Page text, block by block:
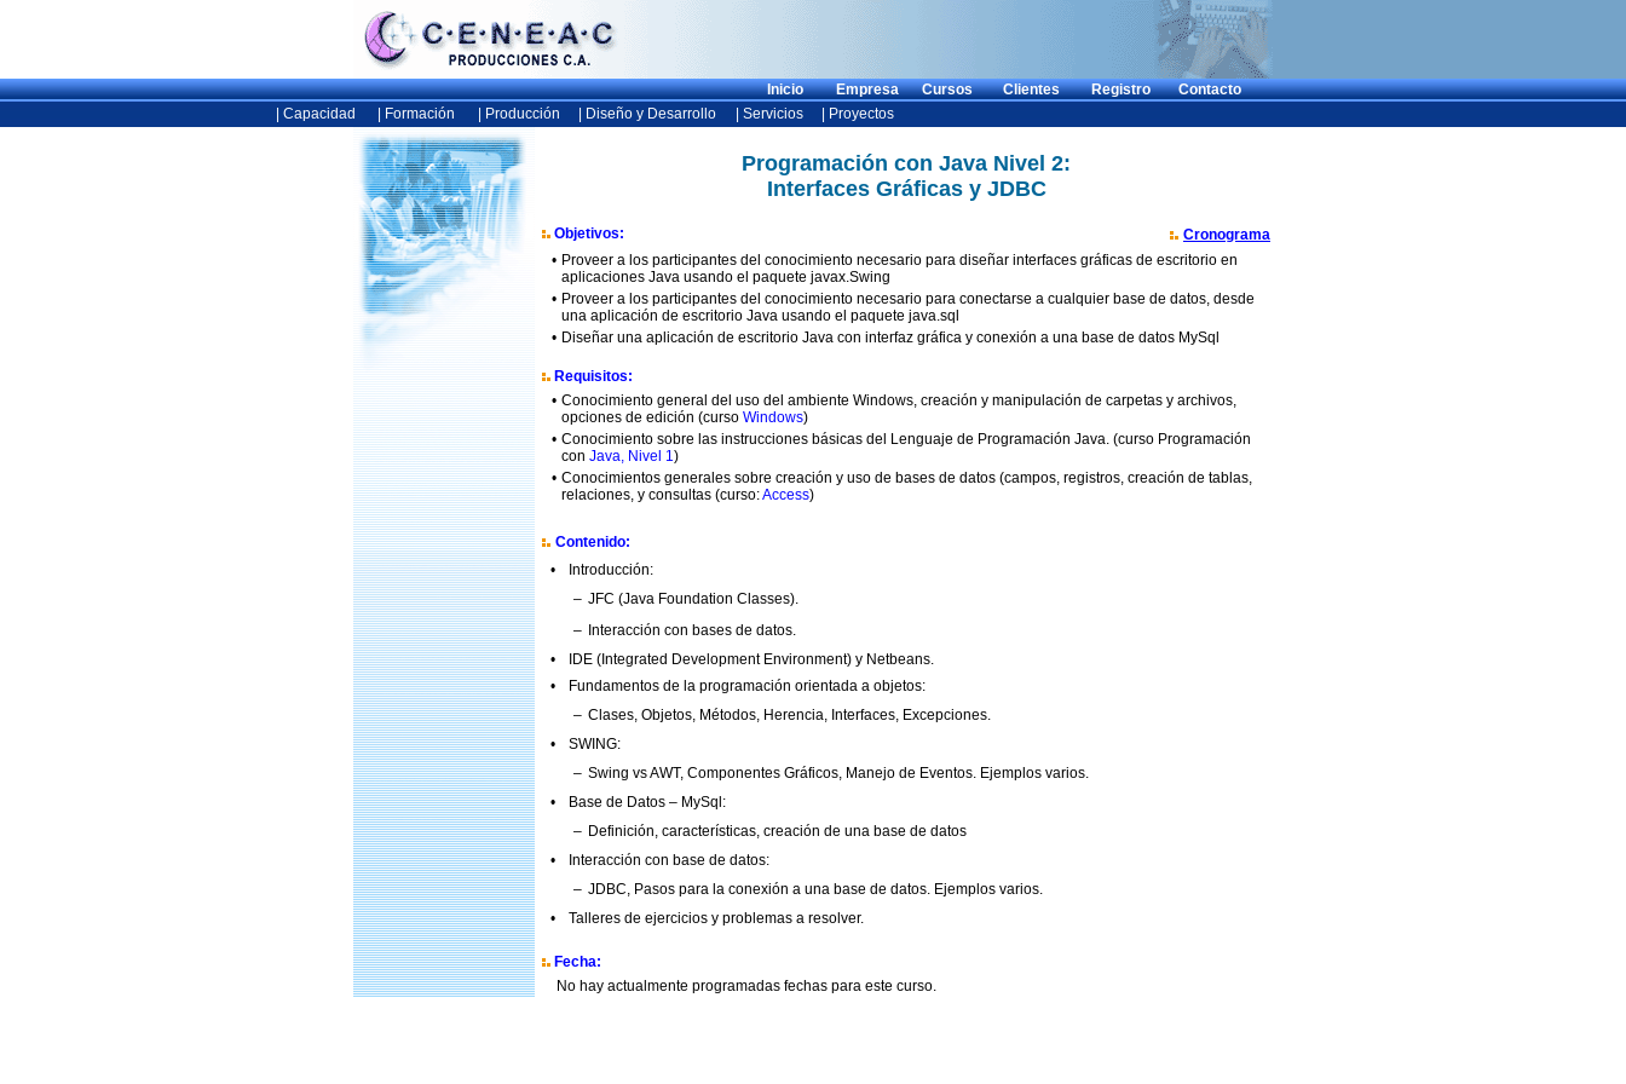
Inicio Empresa Cursos Clientes Registro Contacto
Programación con Java Nivel 2:
Interfaces Gráficas y JDBC
Objetivos:
Cronograma
• Proveer a los participantes del conocimiento necesario para diseñar interfaces gráficas de escritorio en
aplicaciones Java usando el paquete javax.Swing
• Proveer a los participantes del conocimiento necesario para conectarse a cualquier base de datos, desde
una aplicación de escritorio Java usando el paquete java.sql
• Diseñar una aplicación de escritorio Java con interfaz gráfica y conexión a una base de datos MySql
Requisitos:
• Conocimiento general del uso del ambiente Windows, creación y manipulación de carpetas y archivos,
opciones de edición (curso Windows)
• Conocimiento sobre las instrucciones básicas del Lenguaje de Programación Java. (curso Programación
con Java, Nivel 1)
• Conocimientos generales sobre creación y uso de bases de datos (campos, registros, creación de tablas,
relaciones, y consultas (curso:Access)
Contenido:
•
Introducción:
– JFC (Java Foundation Classes).
–
Interacción con bases de datos.
•
IDE (Integrated Development Environment) y Netbeans.
•
Fundamentos de la programación orientada a objetos:
– Clases, Objetos, Métodos, Herencia, Interfaces, Excepciones.
•
SWING:
– Swing vs AWT, Componentes Gráficos, Manejo de Eventos. Ejemplos varios.
•
Base de Datos – MySql:
– Definición, características, creación de una base de datos
•
Interacción con base de datos:
– JDBC, Pasos para la conexión a una base de datos. Ejemplos varios.
•
Talleres de ejercicios y problemas a resolver.
Fecha:
No hay actualmente programadas fechas para este curso.
| Capacidad | Formación | Producción | Diseño y Desarrollo | Servicios | Proyectos